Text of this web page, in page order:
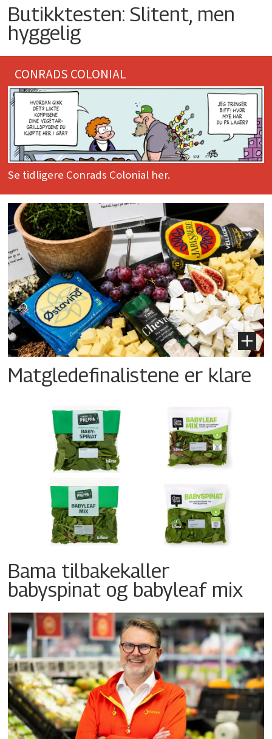
Butikktesten: Slitent, men
hyggelig
CONRADS COLONIAL
Se tidligere Conrads Colonial her.
Matgledefinalistene er klare
Bama tilbakekaller
babyspinat og babyleaf mix